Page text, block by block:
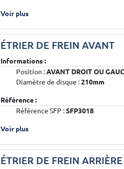
Voir plus
ÉTRIER DE FREIN AVANT
Informations :
Position : AVANT DROIT OU
Diamètre de disque : 210mm
Référence :
Référence SFP : SFP3018
Voir plus
ÉTRIER DE FREIN